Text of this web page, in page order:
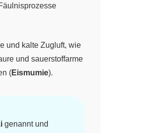
und kalte Zugluft, wie
und sauerstoffarme
(Eismumie).
genannt und